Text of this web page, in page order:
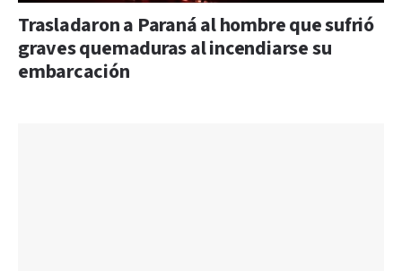
Trasladaron a Paraná al hombre que sufrió
graves quemaduras al incendiarse su
embarcación